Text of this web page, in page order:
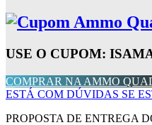
USE O CUPOM:
COMPRAR NA AMMO
ESTÁ COM DÚVIDAS SE
PROPOSTA DE ENTREGA